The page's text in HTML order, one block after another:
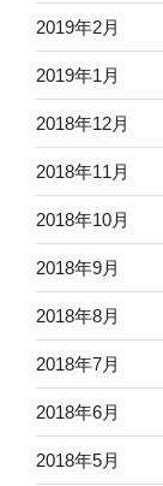
2019年2月
2019年1月
2018年12月
2018年11月
2018年10月
2018年9月
2018年8月
2018年7月
2018年6月
2018年5月